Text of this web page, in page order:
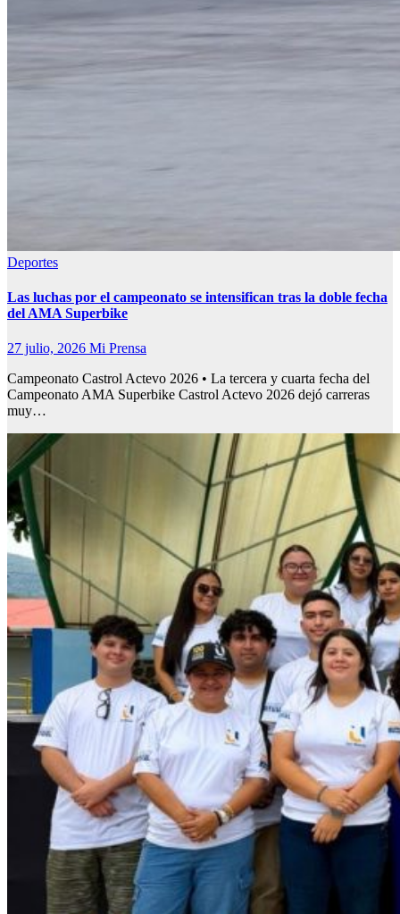
Deportes
Las luchas por el campeonato se intensifican tras la doble fecha
del AMA Superbike
27 julio, 2026 Mi Prensa
Campeonato Castrol Actevo 2026 • La tercera y cuarta fecha del
Campeonato AMA Superbike Castrol Actevo 2026 dejó carreras
muy…